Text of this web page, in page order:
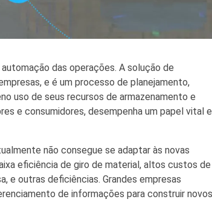
das operações. A solução de
e é um processo de planejamento,
uso de seus recursos de armazenamento e
e consumidores, desempenha um papel vital
não consegue se adaptar às novas
eficiência de giro de material, altos custos de
e outras deficiências. Grandes empresas
de informações para construir novos